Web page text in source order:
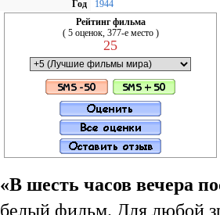
Год
1944
Рейтинг фильма
( 5 оценок, 377-е место )
25
«В шесть часов вечера
белый фильм. Для любой